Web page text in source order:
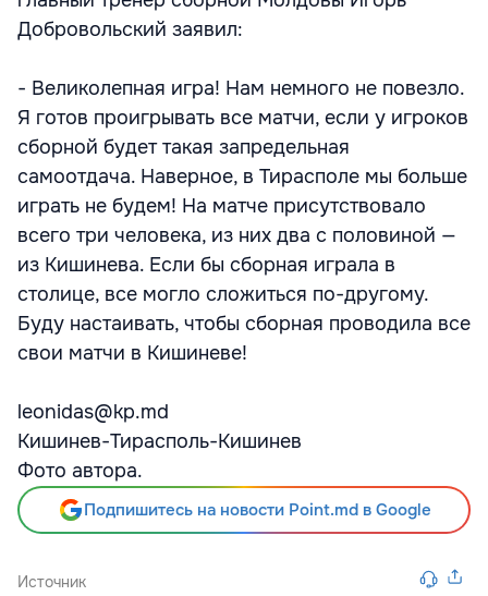
Добровольский заявил:
- Великолепная игра! Нам немного не повезло.
Я готов проигрывать все матчи, если у игроков
сборной будет такая запредельная
самоотдача. Наверное, в Тирасполе мы больше
играть не будем! На матче присутствовало
всего три человека, из них два с половиной —
из Кишинева. Если бы сборная играла в
столице, все могло сложиться по-другому.
Буду настаивать, чтобы сборная проводила все
свои матчи в Кишиневе!
leonidas@kp.md
Кишинев-Тирасполь-Кишинев
Фото автора.
Подпишитесь на новости Point.md в Google
Источник